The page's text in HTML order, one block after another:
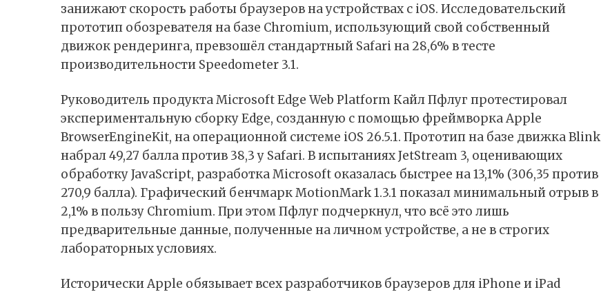
занижают скорость работы браузеров на устройствах с iOS. Исследовательский
прототип обозревателя на базе Chromium, использующий свой собственный
движок рендеринга, превзошёл стандартный Safari на 28,6% в тесте
производительности Speedometer 3.1.
Руководитель продукта Microsoft Edge Web Platform Кайл Пфлуг протестировал
экспериментальную сборку Edge, созданную с помощью фреймворка Apple
BrowserEngineKit, на операционной системе iOS 26.5.1. Прототип на базе движка Blink
набрал 49,27 балла против 38,3 у Safari. В испытаниях JetStream 3, оценивающих
обработку JavaScript, разработка Microsoft оказалась быстрее на 13,1% (306,35 против
270,9 балла). Графический бенчмарк MotionMark 1.3.1 показал минимальный отрыв в
2,1% в пользу Chromium. При этом Пфлуг подчеркнул, что всё это лишь
предварительные данные, полученные на личном устройстве, а не в строгих
лабораторных условиях.
Исторически Apple обязывает всех разработчиков браузеров для iPhone и iPad